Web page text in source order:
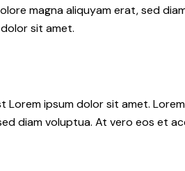
magna aliquyam erat, sed
sit amet.
ipsum dolor sit amet.
diam voluptua. At vero eos et